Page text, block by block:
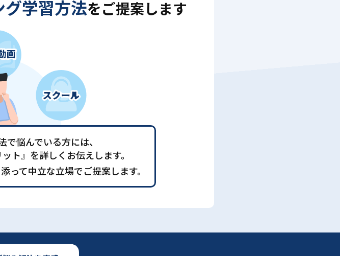
グ学習方法をご提案します
で悩んでいる方には、
ト』を詳しくお伝えします。
って中立な立場でご提案します。